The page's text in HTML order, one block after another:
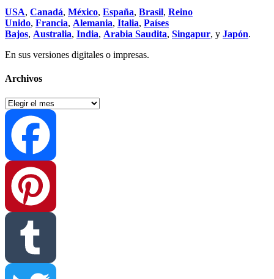
USA, Canadá, México, España, Brasil, Reino
Unido, Francia, Alemania, Italia, Países
Bajos, Australia, India, Arabia Saudita, Singapur, y Japón.
En sus versiones digitales o impresas.
Archivos
Archivos
Facebook
Pinterest